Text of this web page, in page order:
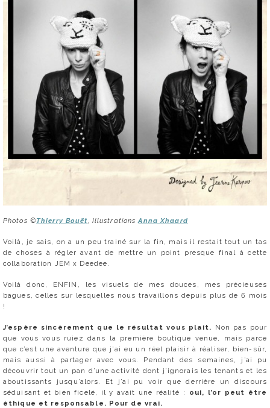
Photos ©Thierry Bouët, IllustrationsAnna Xhaard
Voilà, je sais, on a un peu trainé sur la fin, mais il restait tout un tas
de choses à régler avant de mettre un point presque final à cette
collaboration JEM x Deedee.
Voilà donc, ENFIN, les visuels de mes douces, mes précieuses
bagues, celles sur lesquelles nous travaillons depuis plus de 6 mois
!
J’espère sincèrement que le résultat vous plait. Non pas pour
que vous vous ruiez dans la première boutique venue, mais parce
que c’est une aventure que j’ai eu un réel plaisir à réaliser, bien-sûr,
mais aussi à partager avec vous. Pendant des semaines, j’ai pu
découvrir tout un pan d’une activité dont j’ignorais les tenants et les
aboutissants jusqu’alors. Et j’ai pu voir que derrière un discours
séduisant et bien ficelé, il y avait une réalité : oui, l’or peut être
éthique et responsable. Pour de vrai.